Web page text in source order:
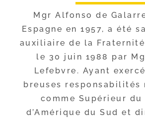
Mgr Alfonso de
Espagne en 1957, a été
auxi­liaire de la
le 30 juin 1988 par
Lefebvre. Ayant
breuses res­pon­sa­bi­li­tés
comme Supérieur
d’Amérique du Sud et